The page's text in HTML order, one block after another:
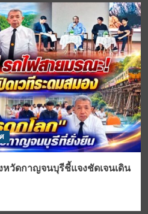
วัดกาญจนบุรีชี้แจงชัดเจนเดิน